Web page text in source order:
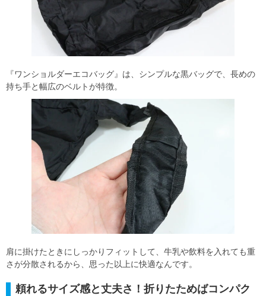
『ワンショルダーエコバッグ』は、シンプルな黒バッグで、長めの
持ち手と幅広のベルトが特徴。
肩に掛けたときにしっかりフィットして、牛乳や飲料を入れても重
さが分散されるから、思った以上に快適なんです。
頼れるサイズ感と丈夫さ！折りたためばコンパク